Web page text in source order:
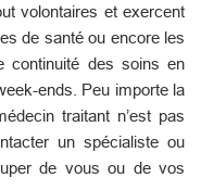
volontaires et exercent
de santé ou encore les
continuité des soins en
ends. Peu importe la
traitant n’est pas
un spécialiste ou
de vous ou de vos